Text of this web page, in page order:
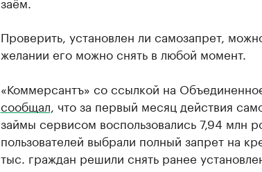
Проверить, установлен ли самозапрет,
желании его можно снять в любой момент.
«Коммерсантъ» со ссылкой на
сообщал , что за первый месяц действия
займы сервисом воспользовались 7,94 млн
пользователей выбрали полный запрет на
тыс. граждан решили снять ранее